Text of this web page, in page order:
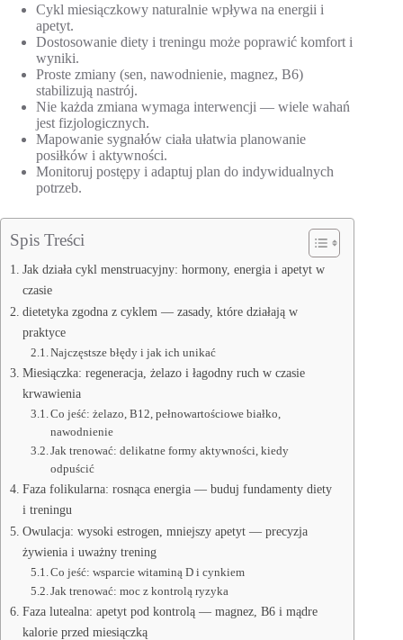
Cykl miesiączkowy naturalnie wpływa na energii i
apetyt.
Dostosowanie diety i treningu może poprawić komfort i
wyniki.
Proste zmiany (sen, nawodnienie, magnez, B6)
stabilizują nastrój.
Nie każda zmiana wymaga interwencji — wiele wahań
jest fizjologicznych.
Mapowanie sygnałów ciała ułatwia planowanie
posiłków i aktywności.
Monitoruj postępy i adaptuj plan do indywidualnych
potrzeb.
Spis Treści
Jak działa cykl menstruacyjny: hormony, energia i apetyt w
czasie
dietetyka zgodna z cyklem — zasady, które działają w
praktyce
Najczęstsze błędy i jak ich unikać
Miesiączka: regeneracja, żelazo i łagodny ruch w czasie
krwawienia
Co jeść: żelazo, B12, pełnowartościowe białko,
nawodnienie
Jak trenować: delikatne formy aktywności, kiedy
odpuścić
Faza folikularna: rosnąca energia — buduj fundamenty diety
i treningu
Owulacja: wysoki estrogen, mniejszy apetyt — precyzja
żywienia i uważny trening
Co jeść: wsparcie witaminą D i cynkiem
Jak trenować: moc z kontrolą ryzyka
Faza lutealna: apetyt pod kontrolą — magnez, B6 i mądre
kalorie przed miesiączką